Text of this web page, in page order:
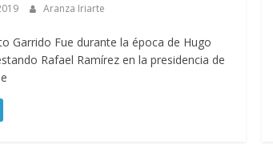
Aranza Iriarte
Garrido Fue durante la época de Hugo
Rafael Ramírez en la presidencia de